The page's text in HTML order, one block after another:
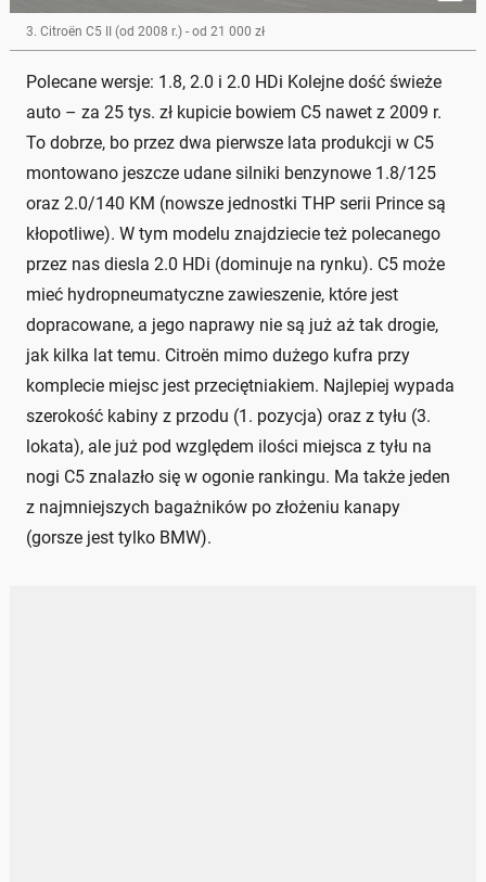
3. Citroën C5 II (od 2008 r.) - od 21 000 zł
Polecane wersje: 1.8, 2.0 i 2.0 HDi Kolejne dość świeże
auto – za 25 tys. zł kupicie bowiem C5 nawet z 2009 r.
To dobrze, bo przez dwa pierwsze lata produkcji w C5
montowano jeszcze udane silniki benzynowe 1.8/125
oraz 2.0/140 KM (nowsze jednostki THP serii Prince są
kłopotliwe). W tym modelu znajdziecie też polecanego
przez nas diesla 2.0 HDi (dominuje na rynku). C5 może
mieć hydropneumatyczne zawieszenie, które jest
dopracowane, a jego naprawy nie są już aż tak drogie,
jak kilka lat temu. Citroën mimo dużego kufra przy
komplecie miejsc jest przeciętniakiem. Najlepiej wypada
szerokość kabiny z przodu (1. pozycja) oraz z tyłu (3.
lokata), ale już pod względem ilości miejsca z tyłu na
nogi C5 znalazło się w ogonie rankingu. Ma także jeden
z najmniejszych bagażników po złożeniu kanapy
(gorsze jest tylko BMW).